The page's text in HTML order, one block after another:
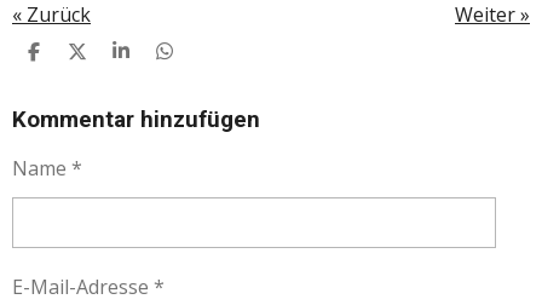
« Zurück Weiter»
T
L
T
L
T
L
T
L
Kommentar hinzufügen
Name *
E-Mail-Adresse *